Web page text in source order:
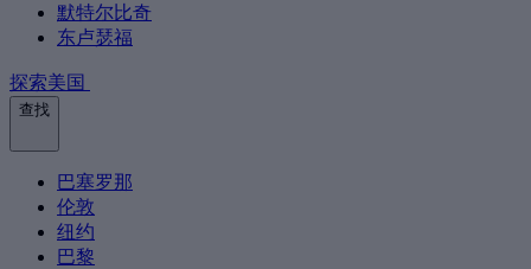
默特尔比奇
东卢瑟福
探索美国
查找
巴塞罗那
伦敦
纽约
巴黎